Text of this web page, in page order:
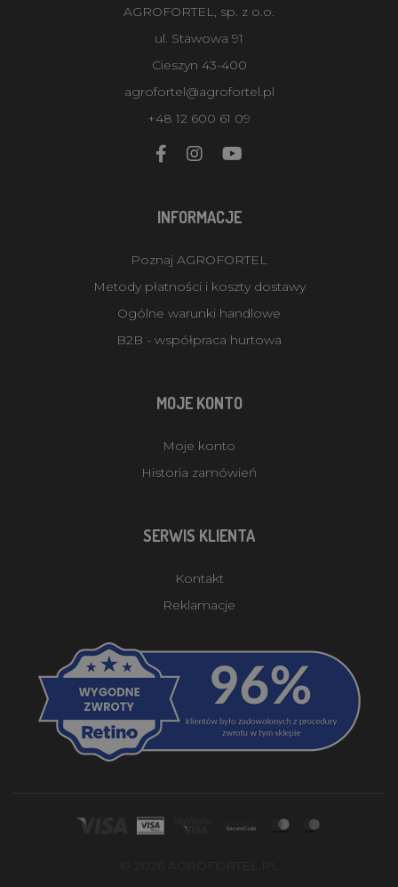
AGROFORTEL, sp. z o.o.
ul. Stawowa 91
Cieszyn 43-400
agrofortel@agrofortel.pl
+48 12 600 61 09
INFORMACJE
Poznaj AGROFORTEL
Metody płatności i koszty dostawy
Ogólne warunki handlowe
B2B - współpraca hurtowa
MOJE KONTO
Moje konto
Historia zamówień
SERWIS KLIENTA
Kontakt
Reklamacje